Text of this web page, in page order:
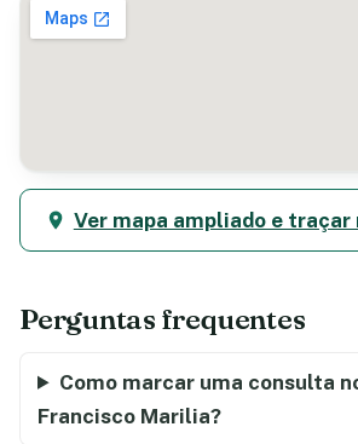
Ver mapa ampliado e traçar
Perguntas frequentes
Como marcar uma consulta
Francisco Marilia?